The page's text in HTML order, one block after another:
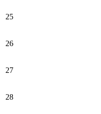
25
26
27
28